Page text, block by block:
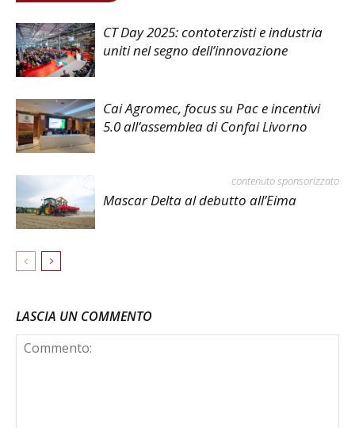
CT Day 2025: contoterzisti e industria
uniti nel segno dell’innovazione
Cai Agromec, focus su Pac e incentivi
5.0 all’assemblea di Confai Livorno
contenuto sponsorizzato
Mascar Delta al debutto all’Eima
LASCIA UN COMMENTO